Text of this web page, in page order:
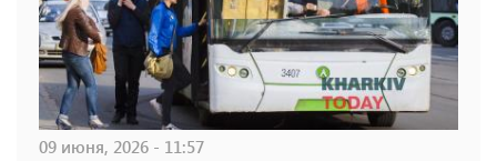
09 июня, 2026 - 11:57